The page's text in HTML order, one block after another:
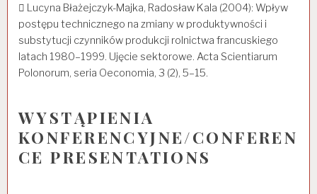
 Lucyna Błażejczyk-Majka, Radosław Kala (2004): Wpływ
postępu technicznego na zmiany w produktywności i
substytucji czynników produkcji rolnictwa francuskiego
latach 1980–1999. Ujęcie sektorowe. Acta Scientiarum
Polonorum, seria Oeconomia, 3 (2), 5–15.
WYSTĄPIENIA
KONFERENCYJNE/CONFEREN
CE PRESENTATIONS